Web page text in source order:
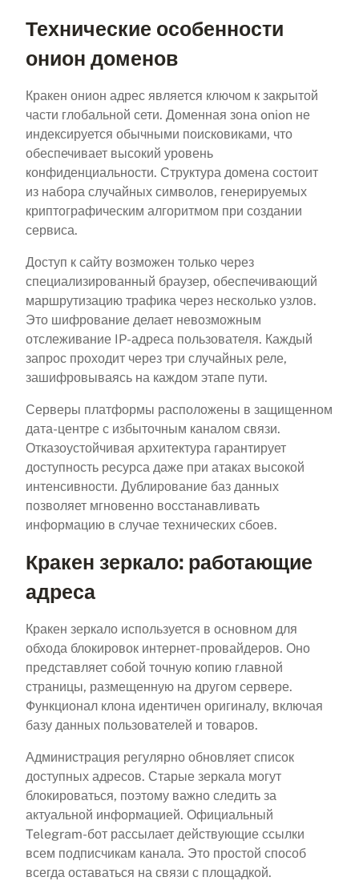
Технические особенности
онион доменов
Кракен онион адрес является ключом к закрытой
части глобальной сети. Доменная зона onion не
индексируется обычными поисковиками, что
обеспечивает высокий уровень
конфиденциальности. Структура домена состоит
из набора случайных символов, генерируемых
криптографическим алгоритмом при создании
сервиса.
Доступ к сайту возможен только через
специализированный браузер, обеспечивающий
маршрутизацию трафика через несколько узлов.
Это шифрование делает невозможным
отслеживание IP-адреса пользователя. Каждый
запрос проходит через три случайных реле,
зашифровываясь на каждом этапе пути.
Серверы платформы расположены в защищенном
дата-центре с избыточным каналом связи.
Отказоустойчивая архитектура гарантирует
доступность ресурса даже при атаках высокой
интенсивности. Дублирование баз данных
позволяет мгновенно восстанавливать
информацию в случае технических сбоев.
Кракен зеркало: работающие
адреса
Кракен зеркало используется в основном для
обхода блокировок интернет-провайдеров. Оно
представляет собой точную копию главной
страницы, размещенную на другом сервере.
Функционал клона идентичен оригиналу, включая
базу данных пользователей и товаров.
Администрация регулярно обновляет список
доступных адресов. Старые зеркала могут
блокироваться, поэтому важно следить за
актуальной информацией. Официальный
Telegram-бот рассылает действующие ссылки
всем подписчикам канала. Это простой способ
всегда оставаться на связи с площадкой.